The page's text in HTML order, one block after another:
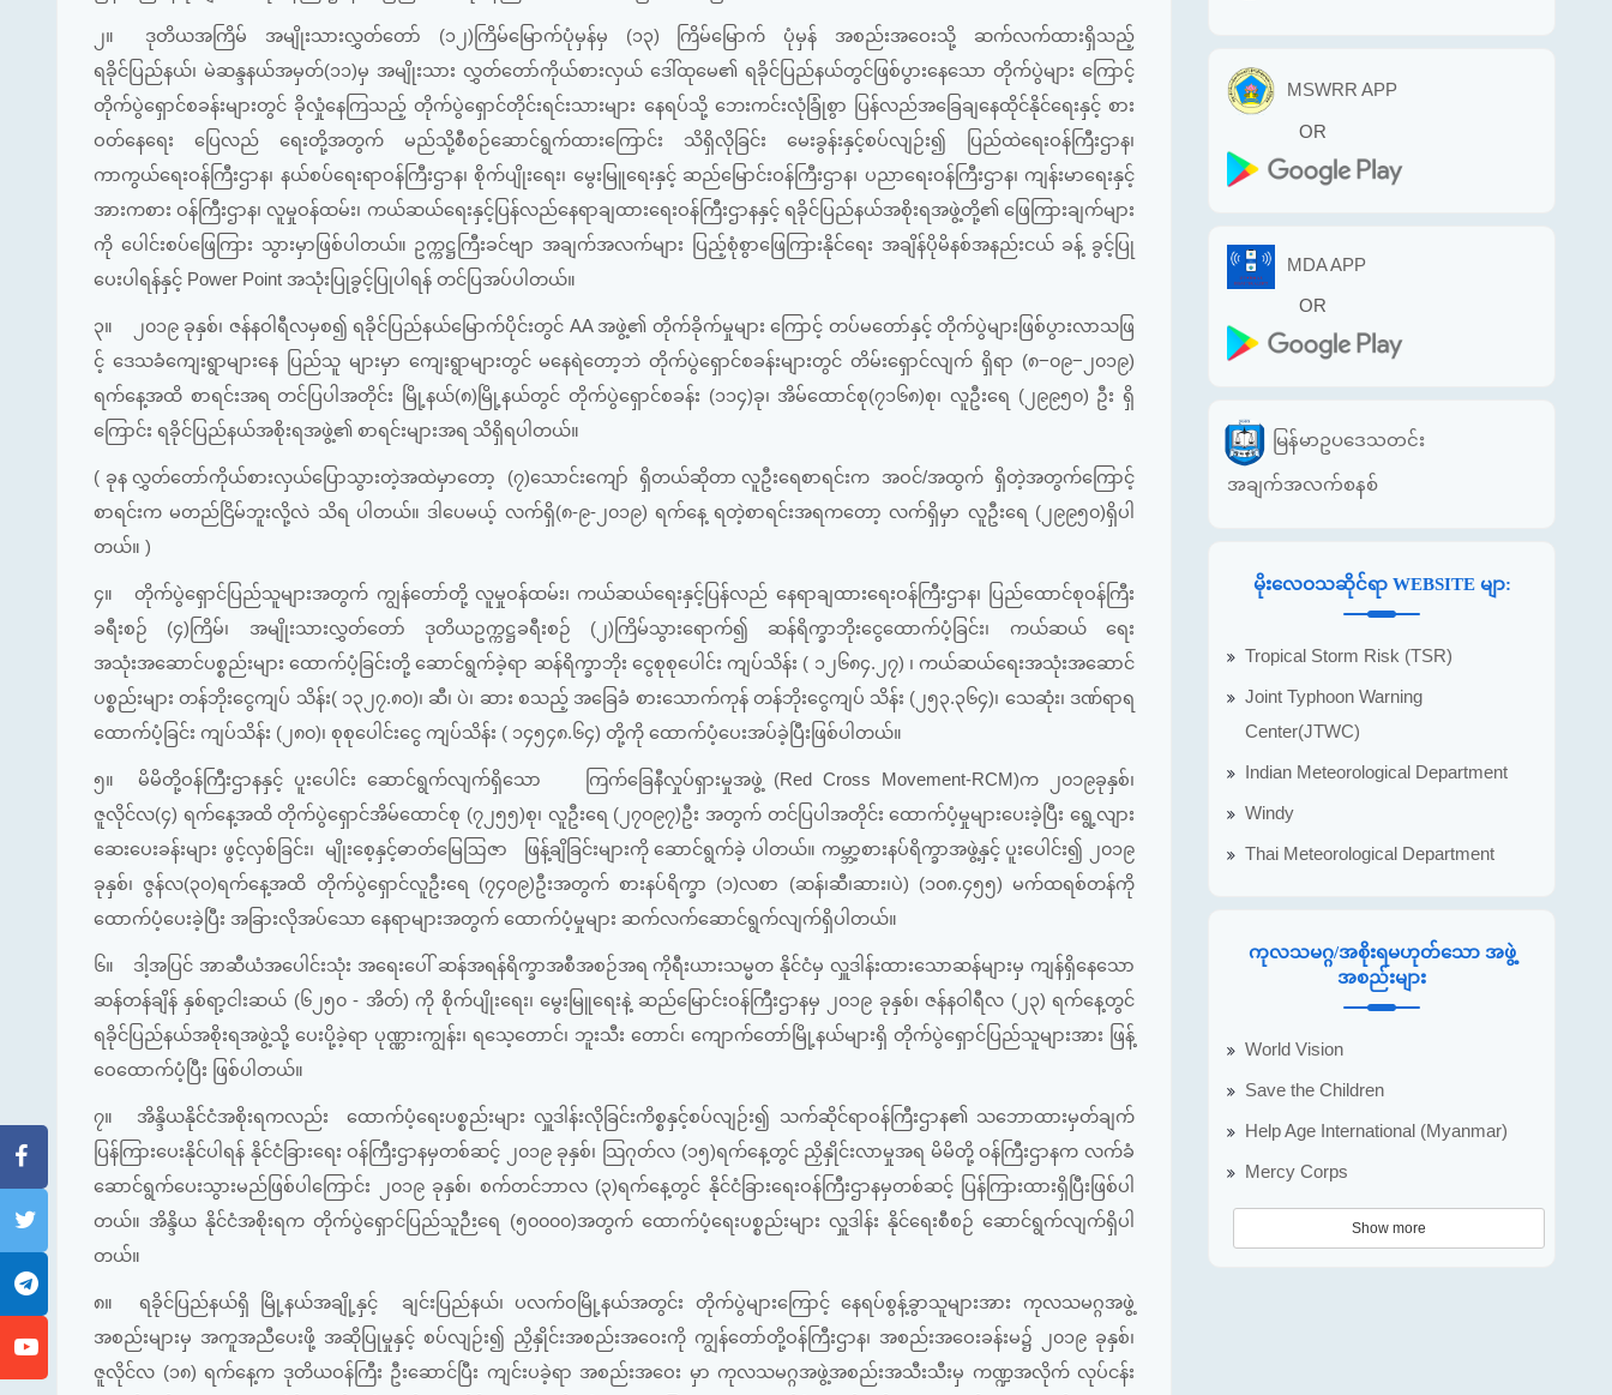
၂။
ဒုတိယအကြိမ် အမျိုးသားလွှတ်တော် (၁၂)ကြိမ်မြောက်ပုံမှန်မှ (၁၃) ကြိမ်မြောက် ပုံမှန် အစည်းအဝေးသို့ ဆက်လက်ထားရှိသည့်
ရခိုင်ပြည်နယ်၊ မဲဆန္ဒနယ်အမှတ်(၁၁)မှ အမျိုးသား လွှတ်တော်ကိုယ်စားလှယ် ဒေါ်ထုမေ၏ ရခိုင်ပြည်နယ်တွင်ဖြစ်ပွားနေသော တိုက်ပွဲများ ကြောင့်
တိုက်ပွဲရှောင်စခန်းများတွင် ခိုလှုံနေကြသည့် တိုက်ပွဲရှောင်တိုင်းရင်းသားများ နေရပ်သို့ ဘေးကင်းလုံခြုံစွာ ပြန်လည်အခြေချနေထိုင်နိုင်ရေးနှင့် စား
ဝတ်နေရေး ပြေလည် ရေးတို့အတွက် မည်သို့စီစဉ်ဆောင်ရွက်ထားကြောင်း သိရှိလိုခြင်း မေးခွန်းနှင့်စပ်လျဉ်း၍ ပြည်ထဲရေးဝန်ကြီးဌာန၊
ကာကွယ်ရေးဝန်ကြီးဌာန၊ နယ်စပ်ရေးရာဝန်ကြီးဌာန၊ စိုက်ပျိုးရေး၊ မွေးမြူရေးနှင့် ဆည်မြောင်းဝန်ကြီးဌာန၊ ပညာရေးဝန်ကြီးဌာန၊ ကျန်းမာရေးနှင့်
အားကစား ဝန်ကြီးဌာန၊ လူမှုဝန်ထမ်း၊ ကယ်ဆယ်ရေးနှင့်ပြန်လည်နေရာချထားရေးဝန်ကြီးဌာနနှင့် ရခိုင်ပြည်နယ်အစိုးရအဖွဲ့တို့၏ ဖြေကြားချက်များ
ကို ပေါင်းစပ်ဖြေကြား သွားမှာဖြစ်ပါတယ်။ ဥက္ကဋ္ဌကြီးခင်ဗျာ အချက်အလက်များ ပြည့်စုံစွာဖြေကြားနိုင်ရေး အချိန်ပိုမိနစ်အနည်းငယ် ခန့် ခွင့်ပြု
ပေးပါရန်နှင့် Power Point အသုံးပြုခွင့်ပြုပါရန် တင်ပြအပ်ပါတယ်။
၃။
၂၀၁၉ ခုနှစ်၊ ဇန်နဝါရီလမှစ၍ ရခိုင်ပြည်နယ်မြောက်ပိုင်းတွင် AA အဖွဲ့၏ တိုက်ခိုက်မှုများ ကြောင့် တပ်မတော်နှင့် တိုက်ပွဲများဖြစ်ပွားလာသဖြ
င့် ဒေသခံကျေးရွာများနေ ပြည်သူ များမှာ ကျေးရွာများတွင် မနေရဲတော့ဘဲ တိုက်ပွဲရှောင်စခန်းများတွင် တိမ်းရှောင်လျက် ရှိရာ (၈−၀၉−၂၀၁၉)
ရက်နေ့အထိ စာရင်းအရ တင်ပြပါအတိုင်း မြို့နယ်(၈)မြို့နယ်တွင် တိုက်ပွဲရှောင်စခန်း (၁၁၄)ခု၊ အိမ်ထောင်စု(၇၁၆၈)စု၊ လူဦးရေ (၂၉၉၅၀) ဦး ရှိ
ကြောင်း ရခိုင်ပြည်နယ်အစိုးရအဖွဲ့၏ စာရင်းများအရ သိရှိရပါတယ်။
( ခုန လွှတ်တော်ကိုယ်စားလှယ်ပြောသွားတဲ့အထဲမှာတော့ (၇)သောင်းကျော် ရှိတယ်ဆိုတာ လူဦးရေစာရင်းက အဝင်/အထွက် ရှိတဲ့အတွက်ကြောင့်
စာရင်းက မတည်ငြိမ်ဘူးလို့လဲ သိရ ပါတယ်။ ဒါပေမယ့် လက်ရှိ(၈-၉-၂၀၁၉) ရက်နေ့ ရတဲ့စာရင်းအရကတော့ လက်ရှိမှာ လူဦးရေ (၂၉၉၅၀)ရှိပါ
တယ်။ )
၄။
တိုက်ပွဲရှောင်ပြည်သူများအတွက် ကျွန်တော်တို့ လူမှုဝန်ထမ်း၊ ကယ်ဆယ်ရေးနှင့်ပြန်လည် နေရာချထားရေးဝန်ကြီးဌာန၊ ပြည်ထောင်စုဝန်ကြီး
ခရီးစဉ် (၄)ကြိမ်၊ အမျိုးသားလွှတ်တော် ဒုတိယဥက္ကဋ္ဌခရီးစဉ် (၂)ကြိမ်သွားရောက်၍ ဆန်ရိက္ခာဘိုးငွေထောက်ပံ့ခြင်း၊ ကယ်ဆယ် ရေး
အသုံးအဆောင်ပစ္စည်းများ ထောက်ပံ့ခြင်းတို့ ဆောင်ရွက်ခဲ့ရာ ဆန်ရိက္ခာဘိုး ငွေစုစုပေါင်း ကျပ်သိန်း ( ၁၂၆၈၄.၂၇) ၊ ကယ်ဆယ်ရေးအသုံးအဆောင်
ပစ္စည်းများ တန်ဘိုးငွေကျပ် သိန်း( ၁၃၂၇.၈၀)၊ ဆီ၊ ပဲ၊ ဆား စသည့် အခြေခံ စားသောက်ကုန် တန်ဘိုးငွေကျပ် သိန်း (၂၅၃.၃၆၄)၊ သေဆုံး၊ ဒဏ်ရာရ
ထောက်ပံ့ခြင်း ကျပ်သိန်း (၂၈၀)၊ စုစုပေါင်းငွေ ကျပ်သိန်း ( ၁၄၅၄၈.၆၄) တို့ကို ထောက်ပံ့ပေးအပ်ခဲ့ပြီးဖြစ်ပါတယ်။
၅။
မိမိတို့ဝန်ကြီးဌာနနှင့် ပူးပေါင်း ဆောင်ရွက်လျက်ရှိသော ကြက်ခြေနီလှုပ်ရှားမှုအဖွဲ့ (Red Cross Movement-RCM)က ၂၀၁၉ခုနှစ်၊
ဇူလိုင်လ(၄) ရက်နေ့အထိ တိုက်ပွဲရှောင်အိမ်ထောင်စု (၇၂၅၅)စု၊ လူဦးရေ (၂၇၀၉၇)ဦး အတွက် တင်ပြပါအတိုင်း ထောက်ပံ့မှုများပေးခဲ့ပြီး ရွေ့လျား
ဆေးပေးခန်းများ ဖွင့်လှစ်ခြင်း၊ မျိုးစေ့နှင့်ဓာတ်မြေဩဇာ ဖြန့်ချိခြင်းများကို ဆောင်ရွက်ခဲ့ ပါတယ်။ ကမ္ဘာ့စားနပ်ရိက္ခာအဖွဲ့နှင့် ပူးပေါင်း၍ ၂၀၁၉
ခုနှစ်၊ ဇွန်လ(၃၀)ရက်နေ့အထိ တိုက်ပွဲရှောင်လူဦးရေ (၇၄၀၉)ဦးအတွက် စားနပ်ရိက္ခာ (၁)လစာ (ဆန်၊ဆီ၊ဆား၊ပဲ) (၁၀၈.၄၅၅) မက်ထရစ်တန်ကို
ထောက်ပံ့ပေးခဲ့ပြီး အခြားလိုအပ်သော နေရာများအတွက် ထောက်ပံ့မှုများ ဆက်လက်ဆောင်ရွက်လျက်ရှိပါတယ်။
၆။
ဒါ့အပြင် အာဆီယံအပေါင်းသုံး အရေးပေါ် ဆန်အရန်ရိက္ခာအစီအစဉ်အရ ကိုရီးယားသမ္မတ နိုင်ငံမှ လှူဒါန်းထားသောဆန်များမှ ကျန်ရှိနေသော
ဆန်တန်ချိန် နှစ်ရာ့ငါးဆယ် (၆၂၅၀ - အိတ်) ကို စိုက်ပျိုးရေး၊ မွေးမြူရေးနဲ့ ဆည်မြောင်းဝန်ကြီးဌာနမှ ၂၀၁၉ ခုနှစ်၊ ဇန်နဝါရီလ (၂၃) ရက်နေ့တွင်
ရခိုင်ပြည်နယ်အစိုးရအဖွဲ့သို့ ပေးပို့ခဲ့ရာ ပုဏ္ဏားကျွန်း၊ ရသေ့တောင်၊ ဘူးသီး တောင်၊ ကျောက်တော်မြို့နယ်များရှိ တိုက်ပွဲရှောင်ပြည်သူများအား ဖြန့်
ဝေထောက်ပံ့ပြီး ဖြစ်ပါတယ်။
၇။
အိန္ဒိယနိုင်ငံအစိုးရကလည်း ထောက်ပံ့ရေးပစ္စည်းများ လှူဒါန်းလိုခြင်းကိစ္စနှင့်စပ်လျဉ်း၍ သက်ဆိုင်ရာဝန်ကြီးဌာန၏ သဘောထားမှတ်ချက်
ပြန်ကြားပေးနိုင်ပါရန် နိုင်ငံခြားရေး ဝန်ကြီးဌာနမှတစ်ဆင့် ၂၀၁၉ ခုနှစ်၊ သြဂုတ်လ (၁၅)ရက်နေ့တွင် ညှိနှိုင်းလာမှုအရ မိမိတို့ ဝန်ကြီးဌာနက လက်ခံ
ဆောင်ရွက်ပေးသွားမည်ဖြစ်ပါကြောင်း ၂၀၁၉ ခုနှစ်၊ စက်တင်ဘာလ (၃)ရက်နေ့တွင် နိုင်ငံခြားရေးဝန်ကြီးဌာနမှတစ်ဆင့် ပြန်ကြားထားရှိပြီးဖြစ်ပါ
တယ်။ အိန္ဒိယ နိုင်ငံအစိုးရက တိုက်ပွဲရှောင်ပြည်သူဉီးရေ (၅၀၀၀၀)အတွက် ထောက်ပံ့ရေးပစ္စည်းများ လှူဒါန်း နိုင်ရေးစီစဉ် ဆောင်ရွက်လျက်ရှိပါ
တယ်။
၈။
ရခိုင်ပြည်နယ်ရှိ မြို့နယ်အချို့နှင့် ချင်းပြည်နယ်၊ ပလက်ဝမြို့နယ်အတွင်း တိုက်ပွဲများကြောင့် နေရပ်စွန့်ခွာသူများအား ကုလသမဂ္ဂအဖွဲ့
အစည်းများမှ အကူအညီပေးဖို့ အဆိုပြုမှုနှင့် စပ်လျဉ်း၍ ညှိနှိုင်းအစည်းအဝေးကို ကျွန်တော်တို့ဝန်ကြီးဌာန၊ အစည်းအဝေးခန်းမ၌ ၂၀၁၉ ခုနှစ်၊
ဇူလိုင်လ (၁၈) ရက်နေ့က ဒုတိယဝန်ကြီး ဦးဆောင်ပြီး ကျင်းပခဲ့ရာ အစည်းအဝေး မှာ ကုလသမဂ္ဂအဖွဲ့အစည်းအသီးသီးမှ ကဏ္ဍအလိုက် လုပ်ငန်း
MSWRR APP
OR
MDA APP
OR
မြန်မာဥပဒေသတင်း
အချက်အလက်စနစ်
မိုးလေဝသဆိုင်ရာ WEBSITE မျာ:
Tropical Storm Risk (TSR)
Joint Typhoon Warning
Center(JTWC)
Indian Meteorological Department
Windy
Thai Meteorological Department
ကုလသမဂ္ဂ/အစိုးရမဟုတ်သော အဖွဲ့
အစည်းများ
World Vision
Save the Children
Help Age International (Myanmar)
Mercy Corps
Show more